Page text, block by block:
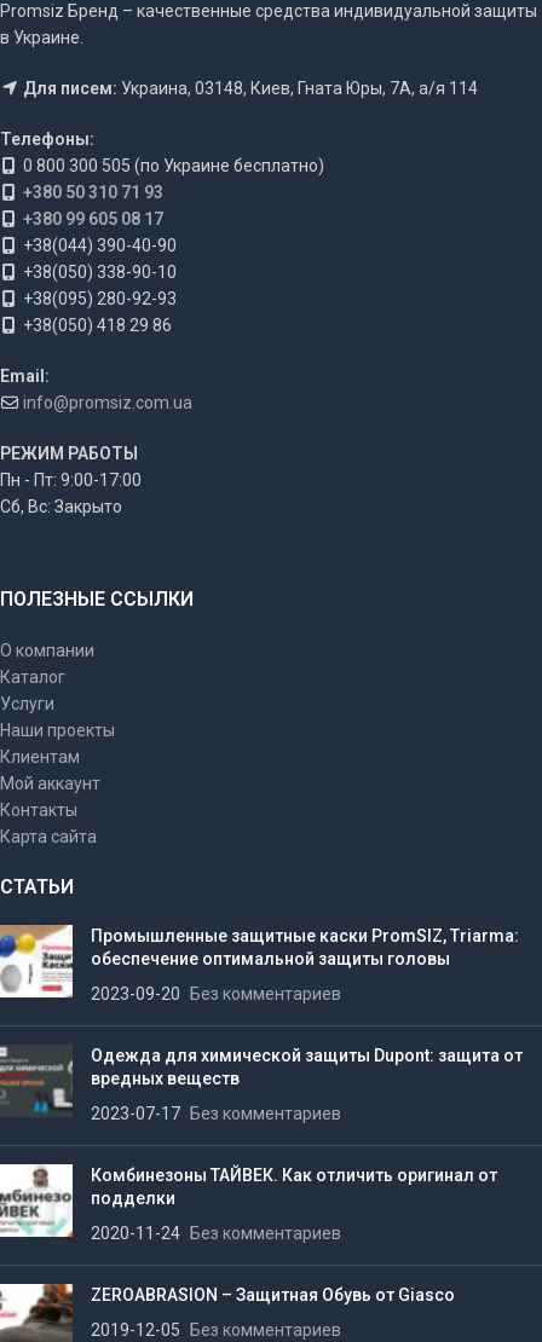
Promsiz Бренд – качественные средства индивидуальной защиты
в Украине.
Для писем: Украина, 03148, Киев, Гната Юры, 7А, а/я 114
Телефоны:
0 800 300 505 (по Украине бесплатно)
+380 50 310 71 93
+380 99 605 08 17
+38(044) 390-40-90
+38(050) 338-90-10
+38(095) 280-92-93
+38(050) 418 29 86
Email:
info@promsiz.com.ua
РЕЖИМ РАБОТЫ
Пн - Пт: 9:00-17:00
Сб, Вс: Закрыто
ПОЛЕЗНЫЕ ССЫЛКИ
О компании
Каталог
Услуги
Наши проекты
Клиентам
Мой аккаунт
Контакты
Карта сайта
СТАТЬИ
Промышленные защитные каски PromSIZ, Triarma:
обеспечение оптимальной защиты головы
2023-09-20
Без комментариев
Одежда для химической защиты Dupont: защита от
вредных веществ
2023-07-17
Без комментариев
Комбинезоны ТАЙВЕК. Как отличить оригинал от
подделки
2020-11-24
Без комментариев
ZEROABRASION – Защитная Обувь от Giasco
2019-12-05
Без комментариев